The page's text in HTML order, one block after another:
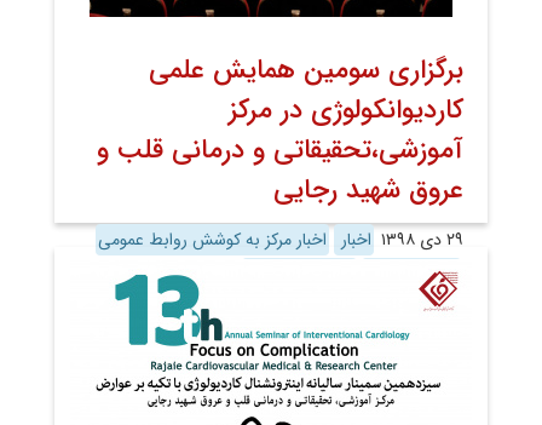
برگزاری سومین همایش علمی
کاردیوانکولوژی در مرکز
آموزشی،تحقیقاتی و درمانی قلب و
عروق شهید رجایی
۲۹ دی ۱۳۹۸ اخبار
اخبار مرکز به کوشش روابط عمومی
روابط عمومی